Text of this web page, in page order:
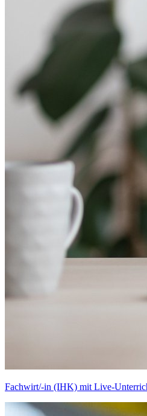
Fachwirt/-in (IHK) mit Live-